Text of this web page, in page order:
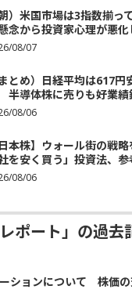
朝）米国市場は3指数揃
念から投資家心理が悪化
08/07
まとめ）日経平均は617
導体株に売りも好業績
08/06
日本株】ウォール街の戦
を安く買う」投資法、
08/06
ポート」の過去
ションについて 株価